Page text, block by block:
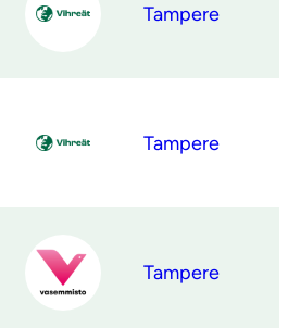
Tampere
Tampere
Tampere